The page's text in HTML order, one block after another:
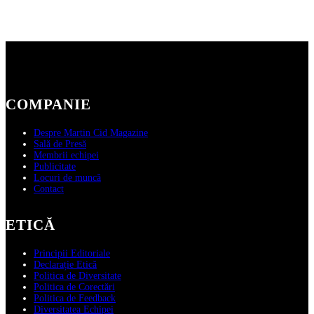
COMPANIE
Despre Martin Cid Magazine
Sală de Presă
Membrii echipei
Publicitate
Locuri de muncă
Contact
ETICĂ
Principii Editoriale
Declarație Etică
Politica de Diversitate
Politica de Corectări
Politica de Feedback
Diversitatea Echipei